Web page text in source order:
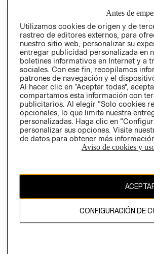
RELACIÓN CON
INVERSIONISTAS
POLÍTICA
EMPRESARIAL
CAMBIAR REGIÓN
Antes de
Utilizamos cookies de origen y de
rastreo de editores externos, para
nuestro sitio web, personalizar su
entregar publicidad personalizada en
boletines informativos en Internet y a
sociales. Con ese fin, recopilamos
patrones de navegación y el
Al hacer clic en “Aceptar todas”,
compartamos esta información con
publicitarios. Al elegir “Solo cookies
opcionales, lo que limita nuestra
personalizadas. Haga clic en
personalizar sus opciones. Visite
de datos para obtener más
Aviso de cookies y
CONFIGURACIÓN DE